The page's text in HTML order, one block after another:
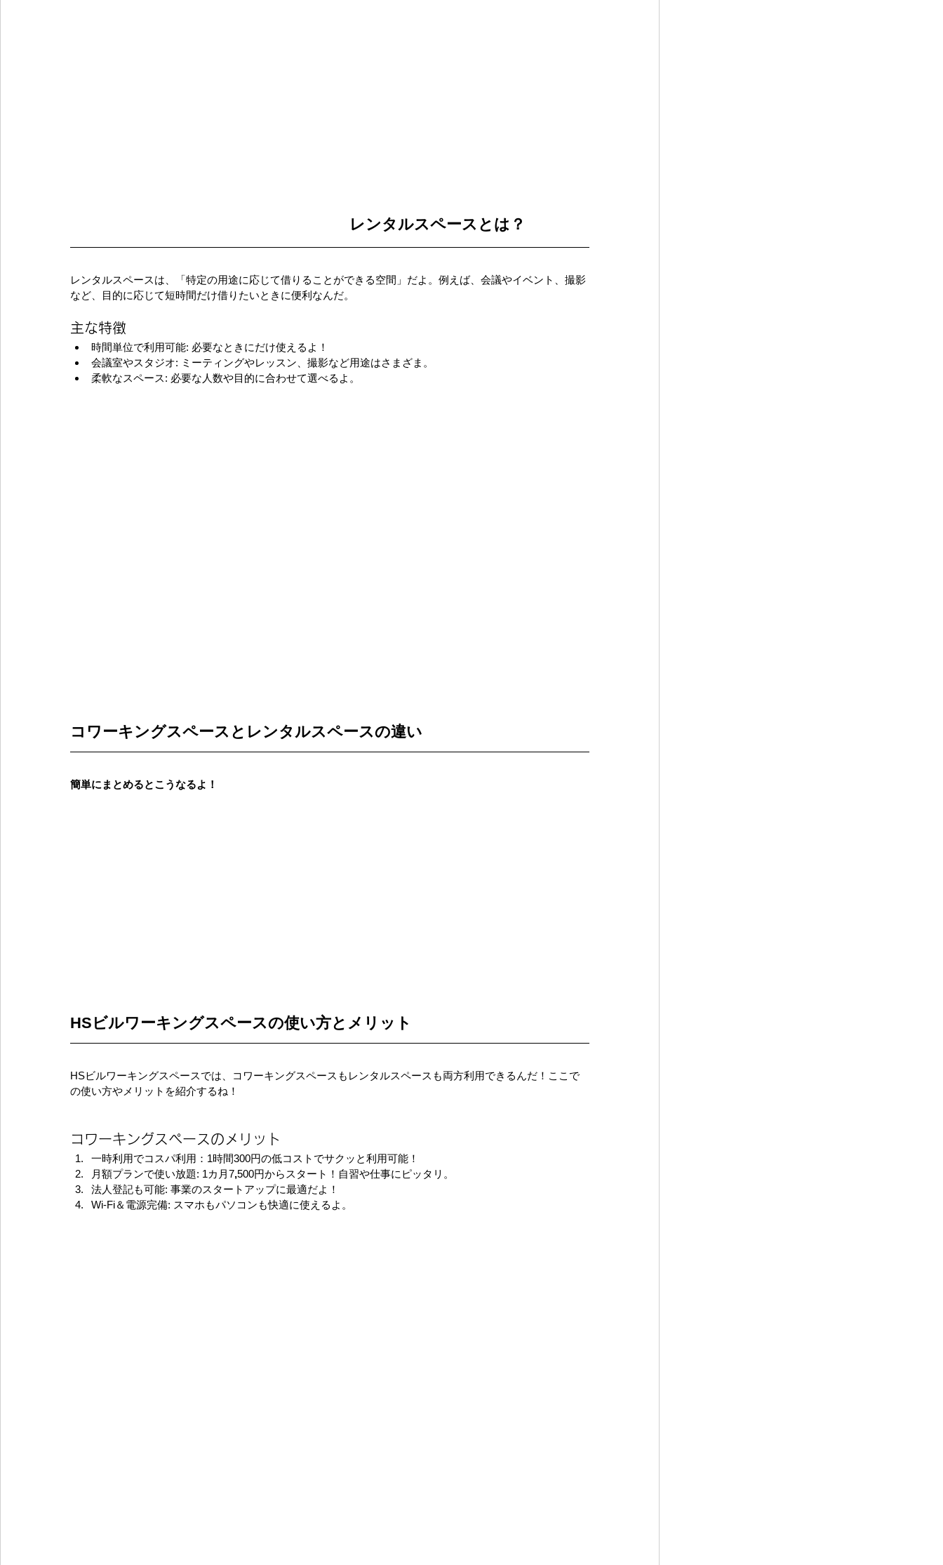
レンタルスペースとは？
レンタルスペースは、「特定の用途に応じて借りることができる空間」だよ。例えば、会議やイベント、撮影
など、目的に応じて短時間だけ借りたいときに便利なんだ。
主な特徴
時間単位で利用可能: 必要なときにだけ使えるよ！
会議室やスタジオ: ミーティングやレッスン、撮影など用途はさまざま。
柔軟なスペース: 必要な人数や目的に合わせて選べるよ。
コワーキングスペースとレンタルスペースの違い
簡単にまとめるとこうなるよ！
HSビルワーキングスペースの使い方とメリット
HSビルワーキングスペースでは、コワーキングスペースもレンタルスペースも両方利用できるんだ！ここで
の使い方やメリットを紹介するね！
コワーキングスペースのメリット
一時利用でコスパ利用：1時間300円の低コストでサクッと利用可能！
月額プランで使い放題: 1カ月7,500円からスタート！自習や仕事にピッタリ。
法人登記も可能: 事業のスタートアップに最適だよ！
Wi-Fi＆電源完備: スマホもパソコンも快適に使えるよ。